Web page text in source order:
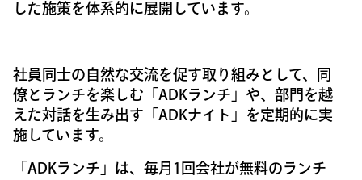
した施策を体系的に展開しています。
社員同士の自然な交流を促す取り組みとして、同
僚とランチを楽しむ「ADKランチ」や、部門を越
えた対話を生み出す「ADKナイト」を定期的に実
施しています。
「ADKランチ」は、毎月1回会社が無料のランチ